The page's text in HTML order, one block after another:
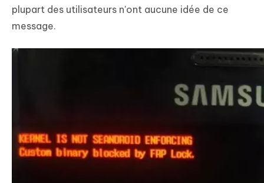
plupart des utilisateurs n'ont aucune idée de ce
message.